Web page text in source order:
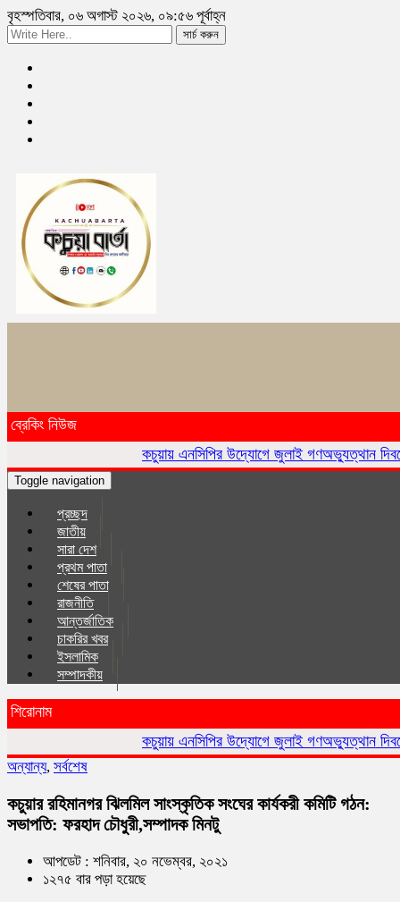
বৃহস্পতিবার, ০৬ অগাস্ট ২০২৬, ০৯:৫৬ পূর্বাহ্ন
সার্চ করুন
ব্রেকিং নিউজ
কচুয়ায় এনসিপির উদ্যোগে জুলাই গণঅভ্যুত্থান দিবসে র‌্যালি ও
Toggle navigation
প্রচ্ছদ
জাতীয়
সারা দেশ
প্রথম পাতা
শেষের পাতা
রাজনীতি
আন্তর্জাতিক
চাকরির খবর
ইসলা‌মিক
সম্পাদকীয়
শিরোনাম
কচুয়ায় এনসিপির উদ্যোগে জুলাই গণঅভ্যুত্থান দিবসে র‌্যালি ও
অন্যান্য, সর্বশেষ
কচুয়ার রহিমানগর ঝিলমিল সাংস্কৃতিক সংঘের কার্যকরী কমিটি গঠন:
সভাপতি: ফরহাদ চৌধুরী,সম্পাদক মিনটু
আপডেট : শনিবার, ২০ নভেম্বর, ২০২১
১২৭৫ বার পড়া হয়েছে